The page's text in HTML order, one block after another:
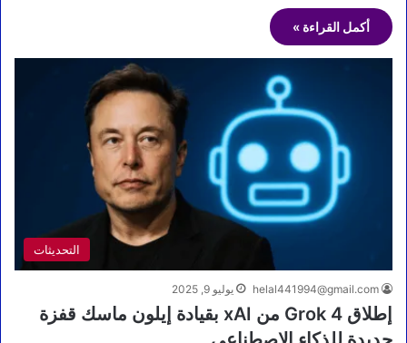
أكمل القراءة »
التحديثات
helal441994@gmail.com يوليو 9, 2025
إطلاق Grok 4 من xAI بقيادة إيلون ماسك قفزة